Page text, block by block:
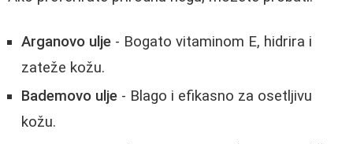
Arganovo ulje - Bogato vitaminom E, hidrira i
zateže kožu.
Bademovo ulje - Blago i efikasno za osetljivu
kožu.